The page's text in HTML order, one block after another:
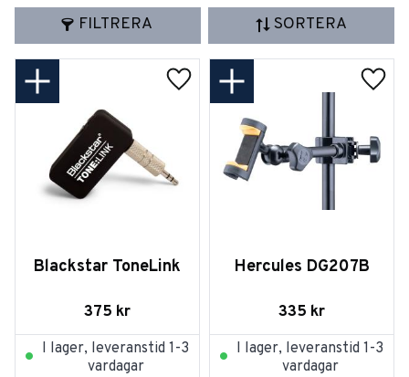
FILTRERA SORTERA
Blackstar ToneLink
375 kr
Lägg till i favoriter
I lager, leveranstid 1-3
vardagar
Hercules DG207B
335 kr
I lager, leveranstid 1-3
vardagar